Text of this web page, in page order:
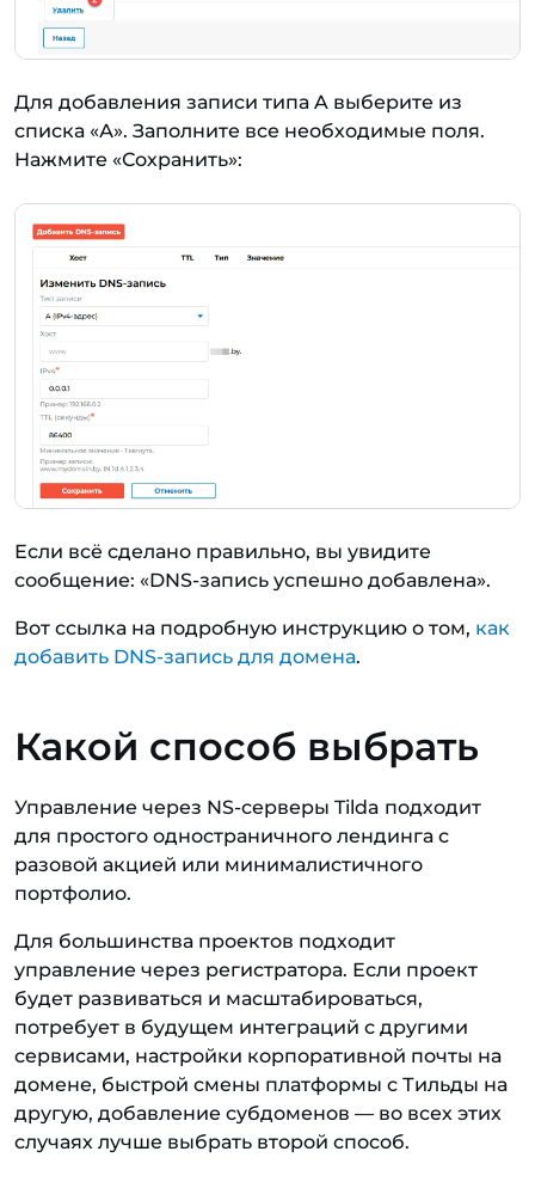
Для добавления записи типа A выберите из
списка «А». Заполните все необходимые поля.
Нажмите «Сохранить»:
Если всё сделано правильно, вы увидите
сообщение: «DNS-запись успешно добавлена».
Вот ссылка на подробную инструкцию о том, как
добавить DNS-запись для домена.
Какой способ выбрать
Управление через NS-серверы Tilda подходит
для простого одностраничного лендинга с
разовой акцией или минималистичного
портфолио.
Для большинства проектов подходит
управление через регистратора. Если проект
будет развиваться и масштабироваться,
потребует в будущем интеграций с другими
сервисами, настройки корпоративной почты на
домене, быстрой смены платформы с Тильды на
другую, добавление субдоменов — во всех этих
случаях лучше выбрать второй способ.